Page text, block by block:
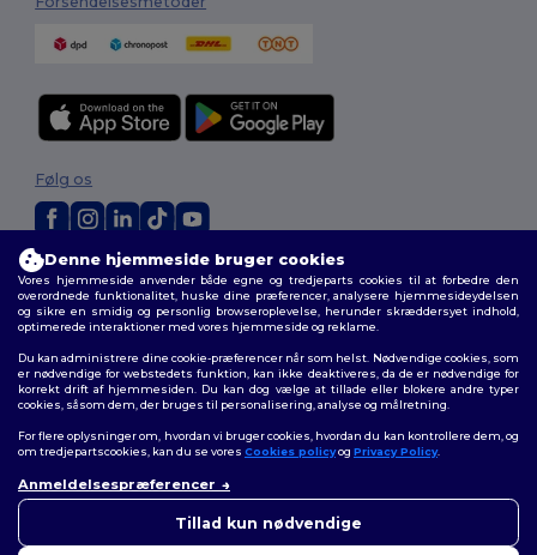
2026. Alle rettigheder forbeholdes
Vilkår og Betingelser| Tilpasset politik|Fortrolighedspolitik|Politik for
cookies|Sitemap
Følg os
Denne hjemmeside bruger cookies
Vores hjemmeside anvender både egne og tredjeparts cookies til at forbedre den
overordnede funktionalitet, huske dine præferencer, analysere hjemmesideydelsen
og sikre en smidig og personlig browseroplevelse, herunder skræddersyet indhold,
optimerede interaktioner med vores hjemmeside og reklame.
Du kan administrere dine cookie-præferencer når som helst. Nødvendige cookies, som
er nødvendige for webstedets funktion, kan ikke deaktiveres, da de er nødvendige for
korrekt drift af hjemmesiden. Du kan dog vælge at tillade eller blokere andre typer
cookies, såsom dem, der bruges til personalisering, analyse og målretning.
For flere oplysninger om, hvordan vi bruger cookies, hvordan du kan kontrollere dem, og
om tredjepartscookies, kan du se vores Cookies policyog Privacy Policy.
Anmeldelsespræferencer
Tillad kun nødvendige
bekymringer, kan du kontakte